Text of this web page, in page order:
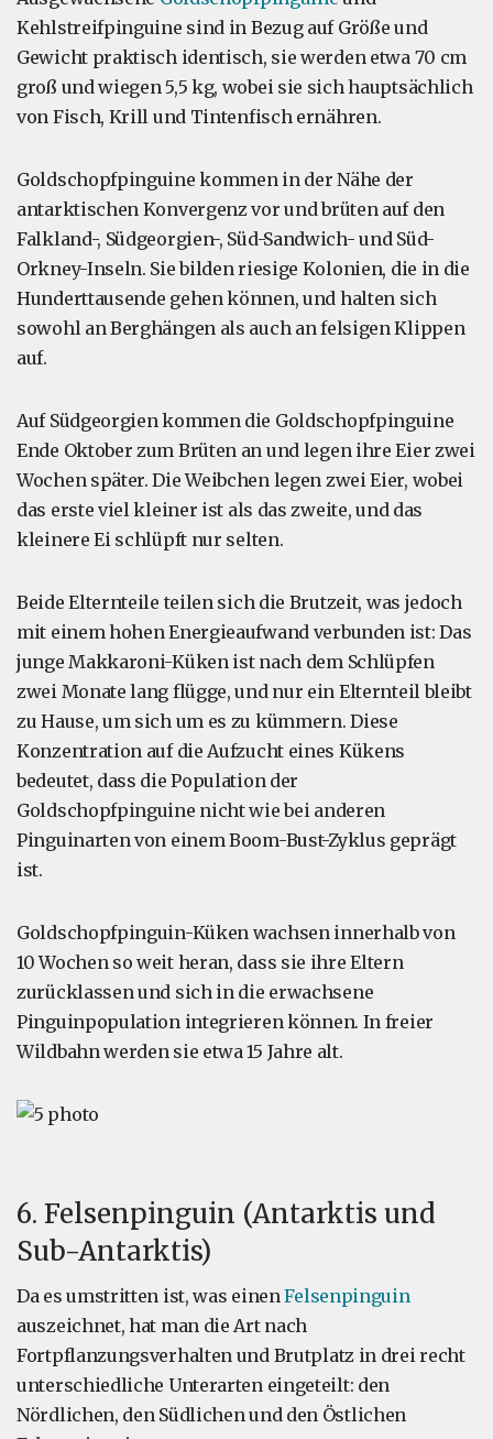
Kehlstreifpinguine sind in Bezug auf Größe und
Gewicht praktisch identisch, sie werden etwa 70 cm
groß und wiegen 5,5 kg, wobei sie sich hauptsächlich
von Fisch, Krill und Tintenfisch ernähren.
Goldschopfpinguine kommen in der Nähe der
antarktischen Konvergenz vor und brüten auf den
Falkland-, Südgeorgien-, Süd-Sandwich- und Süd-
Orkney-Inseln. Sie bilden riesige Kolonien, die in die
Hunderttausende gehen können, und halten sich
sowohl an Berghängen als auch an felsigen Klippen
auf.
Auf Südgeorgien kommen die Goldschopfpinguine
Ende Oktober zum Brüten an und legen ihre Eier zwei
Wochen später. Die Weibchen legen zwei Eier, wobei
das erste viel kleiner ist als das zweite, und das
kleinere Ei schlüpft nur selten.
Beide Elternteile teilen sich die Brutzeit, was jedoch
mit einem hohen Energieaufwand verbunden ist: Das
junge Makkaroni-Küken ist nach dem Schlüpfen
zwei Monate lang flügge, und nur ein Elternteil bleibt
zu Hause, um sich um es zu kümmern. Diese
Konzentration auf die Aufzucht eines Kükens
bedeutet, dass die Population der
Goldschopfpinguine nicht wie bei anderen
Pinguinarten von einem Boom-Bust-Zyklus geprägt
ist.
Goldschopfpinguin-Küken wachsen innerhalb von
10 Wochen so weit heran, dass sie ihre Eltern
zurücklassen und sich in die erwachsene
Pinguinpopulation integrieren können. In freier
Wildbahn werden sie etwa 15 Jahre alt.
6. Felsenpinguin (Antarktis und
Sub-Antarktis)
Da es umstritten ist, was einenFelsenpinguin
auszeichnet, hat man die Art nach
Fortpflanzungsverhalten und Brutplatz in drei recht
unterschiedliche Unterarten eingeteilt: den
Nördlichen, den Südlichen und den Östlichen